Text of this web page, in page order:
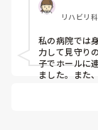
リハビリ
私の病院では
力して見守り
子でホールに
ました。また
要な原因（